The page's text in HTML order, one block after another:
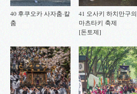
40 후쿠오카 사자춤·칼
춤
41 오사키 하치만구의
마츠타키 축제
[돈토제]